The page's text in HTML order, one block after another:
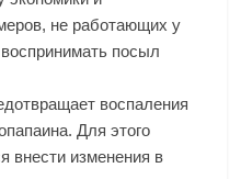
не работающих у
посыл
воспаления
Для этого
внести изменения в